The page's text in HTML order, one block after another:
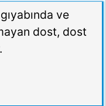
ve
dost, dost